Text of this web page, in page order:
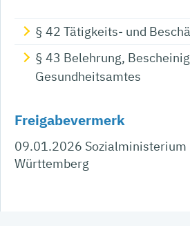
§ 42 Tätigkeits- und
§ 43 Belehrung,
Gesundheitsamtes
Freigabevermerk
09.01.2026 Sozialministerium
Württemberg